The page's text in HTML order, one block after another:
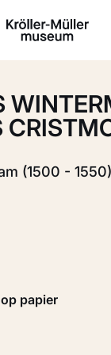
(1500 - 1550)
op papier